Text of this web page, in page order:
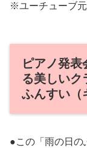
※ユーチューブ
ピアノ発表
る美しい
ふんすい（
●この「雨の日の